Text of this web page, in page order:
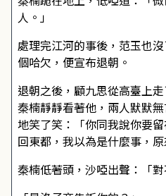
人。」
處理完江河的事後，范玉也
個哈欠，便宣布退朝。
退朝之後，顧九思從高臺上
秦楠靜靜看著他，兩人默默
地笑了笑：「你同我說你要
回東都，我以為是什麼事，原
秦楠低著頭，沙啞出聲：「對